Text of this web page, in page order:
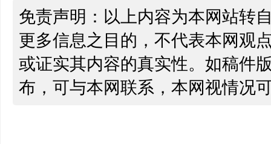
免责声明：以上内容为本网站转
更多信息之目的，不代表本网观
或证实其内容的真实性。如稿件
布，可与本网联系，本网视情况